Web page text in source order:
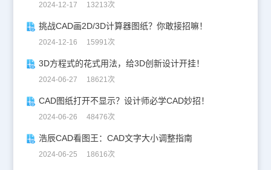
2024-12-17 13213次
挑战CAD画2D/3D计算器图纸？你敢接招嘛！
2024-12-16 15991次
3D方程式的花式用法，给3D创新设计开挂！
2024-06-27 18621次
CAD图纸打开不显示？设计师必学CAD妙招！
2024-06-26 48476次
浩辰CAD看图王：CAD文字大小调整指南
2024-06-25 18616次